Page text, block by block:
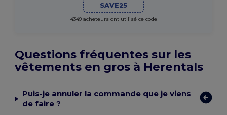
SAVE25
4349 acheteurs ont utilisé ce code
Questions fréquentes sur les
vêtements en gros à Herentals
Puis-je annuler la commande que je viens
de faire ?